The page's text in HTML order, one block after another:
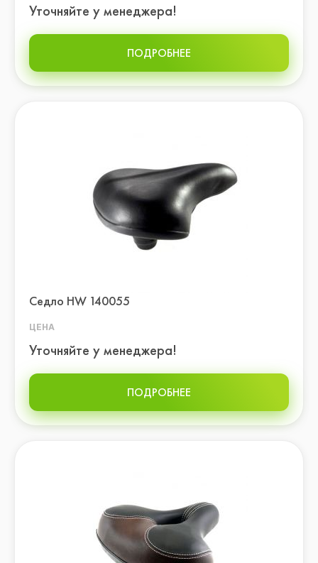
Уточняйте у менеджера!
ПОДРОБНЕЕ
Седло HW 140055
ЦЕНА
Уточняйте у менеджера!
ПОДРОБНЕЕ